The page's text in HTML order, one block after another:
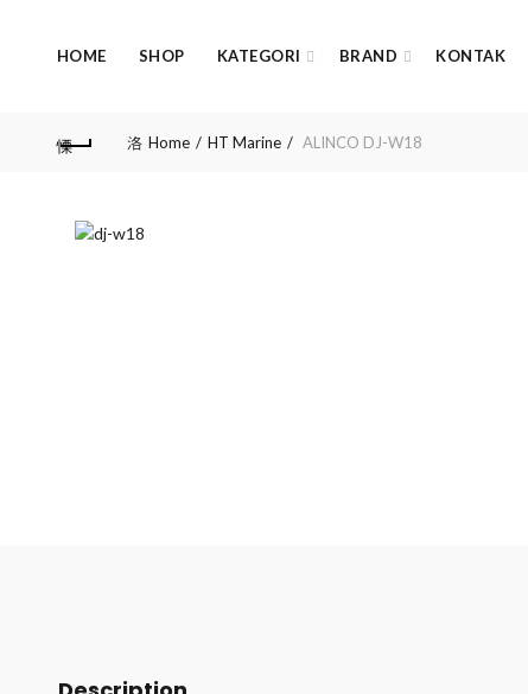
HOME SHOP KATEGORI BRAND KONTAK
Home HT Marine ALINCO DJ-W18